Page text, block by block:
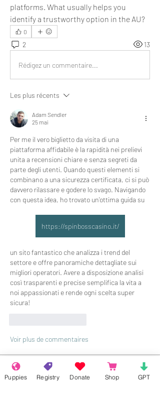
platforms. What usually helps you
identify a trustworthy option in the AU?
0
2 13
Rédigez un commentaire...
Les plus récents
Adam Sendler
25 mai
Per me il vero biglietto da visita di una
piattaforma affidabile è la rapidità nei prelievi
unita a recensioni chiare e senza segreti da
parte degli utenti. Quando questi elementi si
combinano a una sicurezza certificata, ci si può
davvero rilassare e godere lo svago. Navigando
con questa idea, ho trovato un'ottima guida su
https://spinbosscasino.it/
un sito fantastico che analizza i trend del
settore e offre panoramiche dettagliate sui
migliori operatori. Avere a disposizione analisi
così trasparenti e precise semplifica la vita a
noi appassionati e rende ogni scelta super
sicura!
Voir plus de commentaires
About
Welcome to the group! Connect with
Puppies Registry Donate Shop GPT